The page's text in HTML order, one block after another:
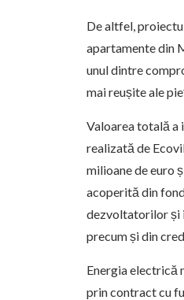
De altfel,
apartamente din
unul dintre
mai reușite ale
Valoarea totală a
realizată de
milioane de euro
acoperită din
dezvoltatorilor și
precum și din
Energia electrică
prin contract cu